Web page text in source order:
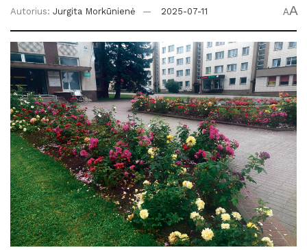
Autorius: Jurgita Morkūnienė 2025-07-11 AA